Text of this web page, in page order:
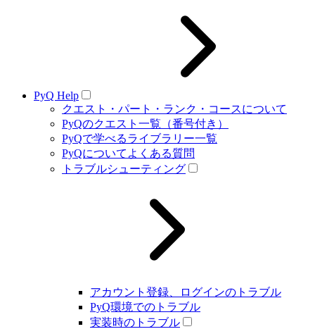
PyQ Help
クエスト・パート・ランク・コースについて
PyQのクエスト一覧（番号付き）
PyQで学べるライブラリー一覧
PyQについてよくある質問
トラブルシューティング
アカウント登録、ログインのトラブル
PyQ環境でのトラブル
実装時のトラブル